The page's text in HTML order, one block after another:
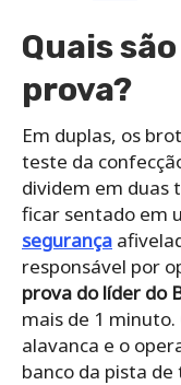
Quais
prova?
Em duplas, os
teste da
dividem em duas
ficar sentado em
segurança
responsável por
prova do líder do
mais de 1
alavanca e o
banco da pista de